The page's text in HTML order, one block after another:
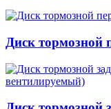
Диск тормозной